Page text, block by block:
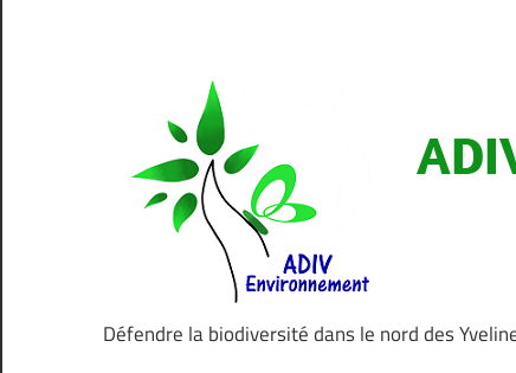
Défendre la biodiversité dans le nord des